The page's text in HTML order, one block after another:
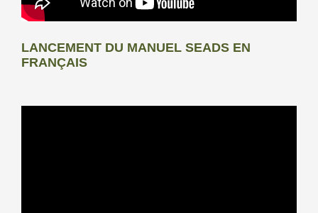
LANCEMENT DU MANUEL SEADS EN
FRANÇAIS